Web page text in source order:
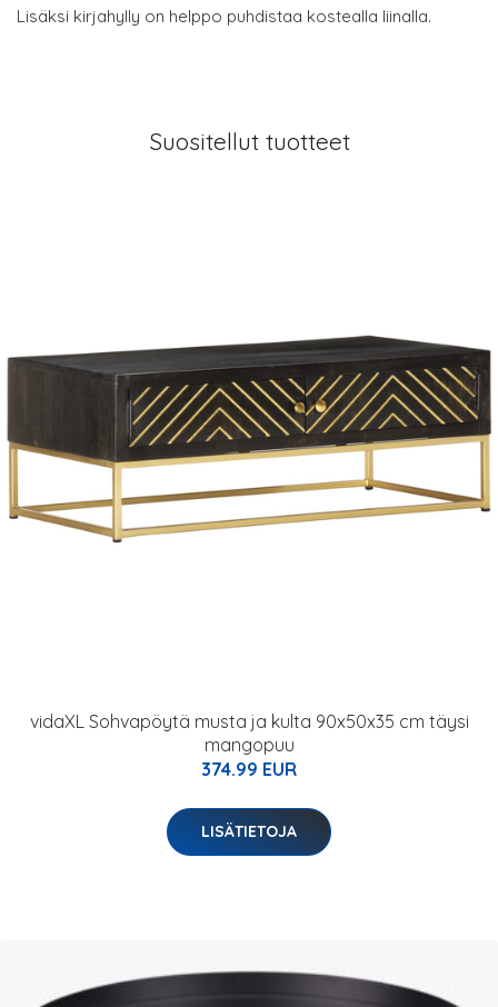
Lisäksi kirjahylly on helppo puhdistaa kostealla liinalla.
Suositellut tuotteet
vidaXL Sohvapöytä musta ja kulta 90x50x35 cm täysi
mangopuu
374.99 EUR
LISÄTIETOJA